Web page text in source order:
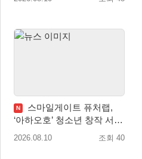
N
스마일게이트 퓨처랩,
‘아하오호’ 청소년 창작 서포
터즈 ‘아크크’ 1기 발족
2026.08.10 조회 40